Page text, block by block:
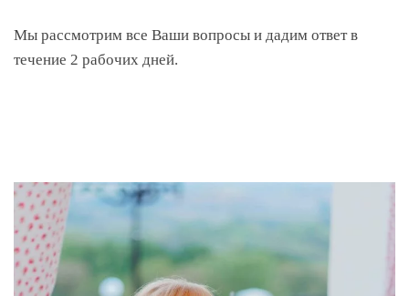
Мы рассмотрим все Ваши вопросы и дадим ответ в
течение 2 рабочих дней.